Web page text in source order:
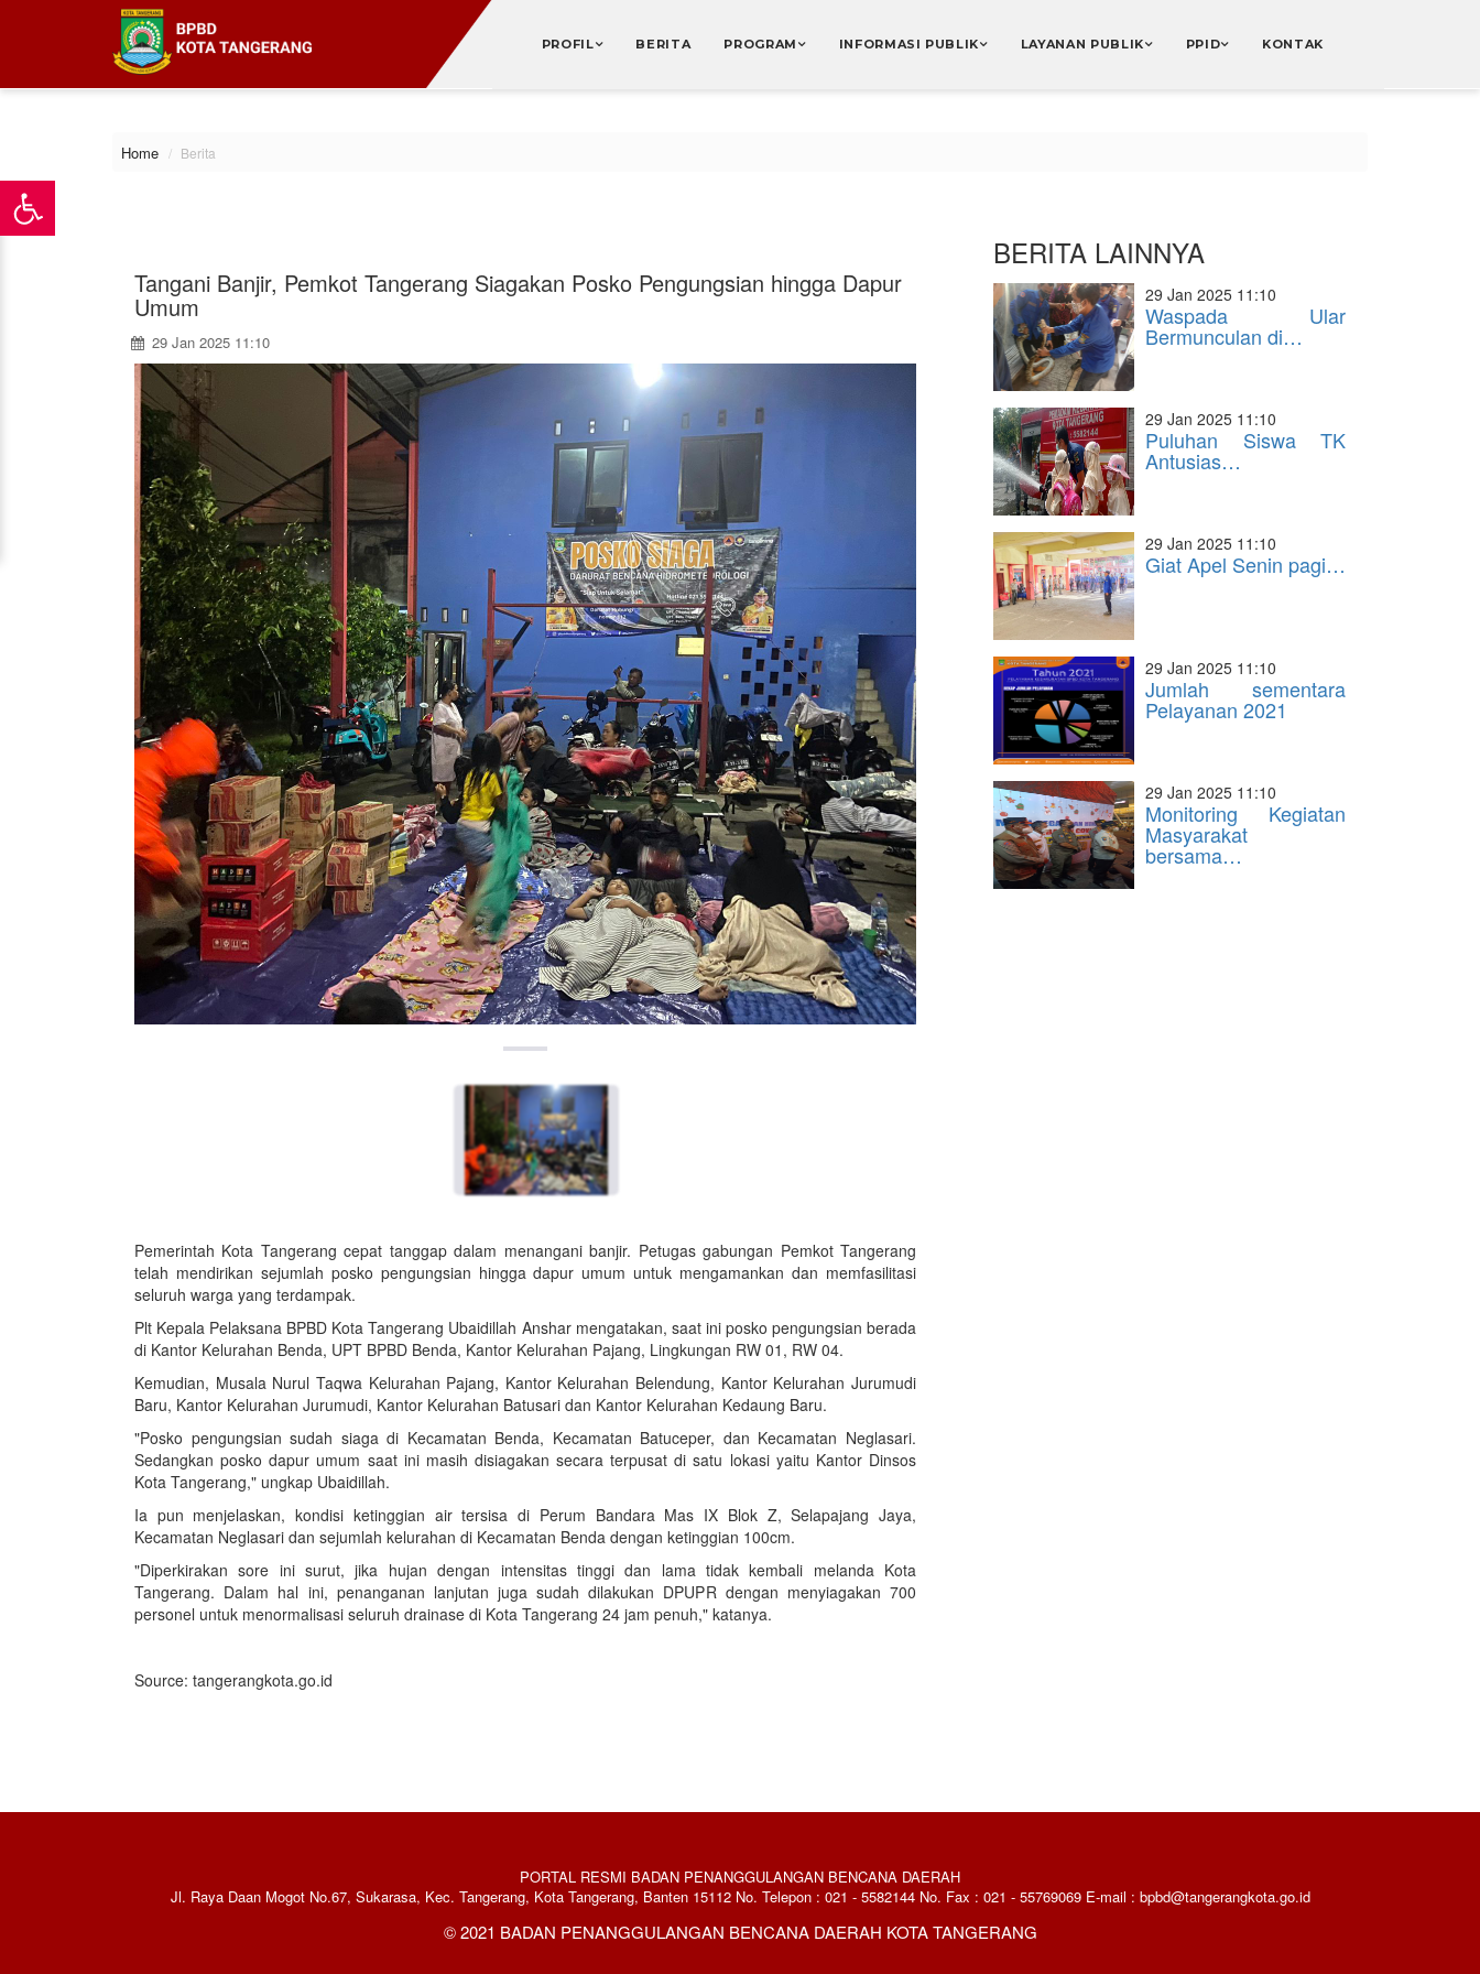
PROFIL BERITA PROGRAM INFORMASI PUBLIK LAYANAN PUBLIK PPID KONTAK
Home Berita
Tangani Banjir, Pemkot Tangerang Siagakan Posko Pengungsian hingga Dapur
Umum
29 Jan 2025 11:10
Pemerintah Kota Tangerang cepat tanggap dalam menangani banjir. Petugas gabungan Pemkot Tangerang
telah mendirikan sejumlah posko pengungsian hingga dapur umum untuk mengamankan dan memfasilitasi
seluruh warga yang terdampak.
Plt Kepala Pelaksana BPBD Kota Tangerang Ubaidillah Anshar mengatakan, saat ini posko pengungsian berada
di Kantor Kelurahan Benda, UPT BPBD Benda, Kantor Kelurahan Pajang, Lingkungan RW 01, RW 04.
Kemudian, Musala Nurul Taqwa Kelurahan Pajang, Kantor Kelurahan Belendung, Kantor Kelurahan Jurumudi
Baru, Kantor Kelurahan Jurumudi, Kantor Kelurahan Batusari dan Kantor Kelurahan Kedaung Baru.
"Posko pengungsian sudah siaga di Kecamatan Benda, Kecamatan Batuceper, dan Kecamatan Neglasari.
Sedangkan posko dapur umum saat ini masih disiagakan secara terpusat di satu lokasi yaitu Kantor Dinsos
Kota Tangerang," ungkap Ubaidillah.
Ia pun menjelaskan, kondisi ketinggian air tersisa di Perum Bandara Mas IX Blok Z, Selapajang Jaya,
Kecamatan Neglasari dan sejumlah kelurahan di Kecamatan Benda dengan ketinggian 100cm.
"Diperkirakan sore ini surut, jika hujan dengan intensitas tinggi dan lama tidak kembali melanda Kota
Tangerang. Dalam hal ini, penanganan lanjutan juga sudah dilakukan DPUPR dengan menyiagakan 700
personel untuk menormalisasi seluruh drainase di Kota Tangerang 24 jam penuh," katanya.
Source: tangerangkota.go.id
BERITA LAINNYA
29 Jan 2025 11:10
Waspada Ular
Bermunculan di…
29 Jan 2025 11:10
Puluhan Siswa TK
Antusias…
29 Jan 2025 11:10
Giat Apel Senin pagi…
29 Jan 2025 11:10
Jumlah sementara
Pelayanan 2021
29 Jan 2025 11:10
Monitoring Kegiatan
Masyarakat
bersama…
PORTAL RESMI BADAN PENANGGULANGAN BENCANA DAERAH
Jl. Raya Daan Mogot No.67, Sukarasa, Kec. Tangerang, Kota Tangerang, Banten 15112 No. Telepon : 021 - 5582144 No. Fax : 021 - 55769069 E-mail : bpbd@tangerangkota.go.id
© 2021 BADAN PENANGGULANGAN BENCANA DAERAH KOTA TANGERANG